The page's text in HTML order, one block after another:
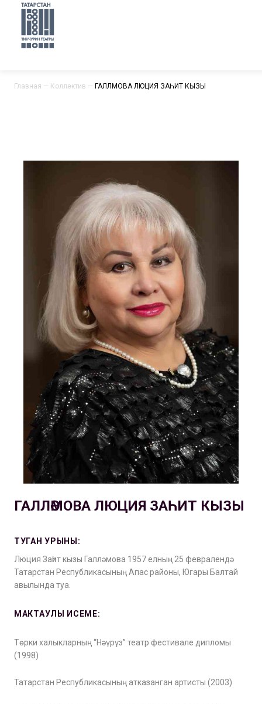
Главная — Коллектив — ГАЛЛӘМОВА ЛЮЦИЯ ЗАҺИТ КЫЗЫ
ГАЛЛӘМОВА ЛЮЦИЯ ЗАҺИТ КЫЗЫ
ТУГАН УРЫНЫ:
Люция Заһит кызы Галләмова 1957 елның 25 февралендә
Татарстан Республикасының Апас районы, Югары Балтай
авылында туа.
МАКТАУЛЫ ИСЕМЕ:
Төрки халыкларның “Нәүрүз” театр фестивале дипломы
(1998)
Татарстан Республикасының атказанган артисты (2003)